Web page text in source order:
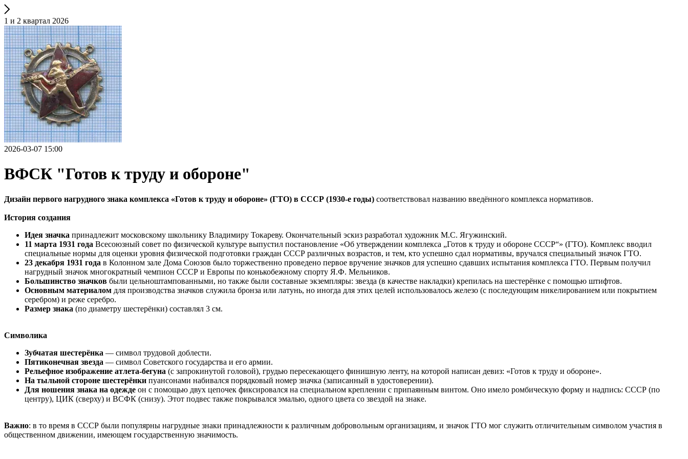
1 и 2 квартал 2026
2026-03-07 15:00
ВФСК "Готов к труду и обороне"
Дизайн первого нагрудного знака комплекса «Готов к труду и обороне» (ГТО) в СССР (1930-е годы) соответствовал названию введённого комплекса нормативов.
История создания
Идея значка принадлежит московскому школьнику Владимиру Токареву. Окончательный эскиз разработал художник М.С. Ягужинский.
11 марта 1931 года Всесоюзный совет по физической культуре выпустил постановление «Об утверждении комплекса „Готов к труду и обороне СССР“» (ГТО). Комплекс вводил
специальные нормы для оценки уровня физической подготовки граждан СССР различных возрастов, и тем, кто успешно сдал нормативы, вручался специальный значок ГТО.
23 декабря 1931 года в Колонном зале Дома Союзов было торжественно проведено первое вручение значков для успешно сдавших испытания комплекса ГТО. Первым получил
нагрудный значок многократный чемпион СССР и Европы по конькобежному спорту Я.Ф. Мельников.
Большинство значков были цельноштампованными, но также были составные экземпляры: звезда (в качестве накладки) крепилась на шестерёнке с помощью штифтов.
Основным материалом для производства значков служила бронза или латунь, но иногда для этих целей использовалось железо (с последующим никелированием или покрытием
серебром) и реже серебро.
Размер знака (по диаметру шестерёнки) составлял 3 см.
Символика
Зубчатая шестерёнка — символ трудовой доблести.
Пятиконечная звезда — символ Советского государства и его армии.
Рельефное изображение атлета-бегуна (с запрокинутой головой), грудью пересекающего финишную ленту, на которой написан девиз: «Готов к труду и обороне».
На тыльной стороне шестерёнки пуансонами набивался порядковый номер значка (записанный в удостоверении).
Для ношения знака на одежде он с помощью двух цепочек фиксировался на специальном креплении с припаянным винтом. Оно имело ромбическую форму и надпись: СССР (по
центру), ЦИК (сверху) и ВСФК (снизу). Этот подвес также покрывался эмалью, одного цвета со звездой на знаке.
Важно: в то время в СССР были популярны нагрудные знаки принадлежности к различным добровольным организациям, и значок ГТО мог служить отличительным символом участия в
общественном движении, имеющем государственную значимость.